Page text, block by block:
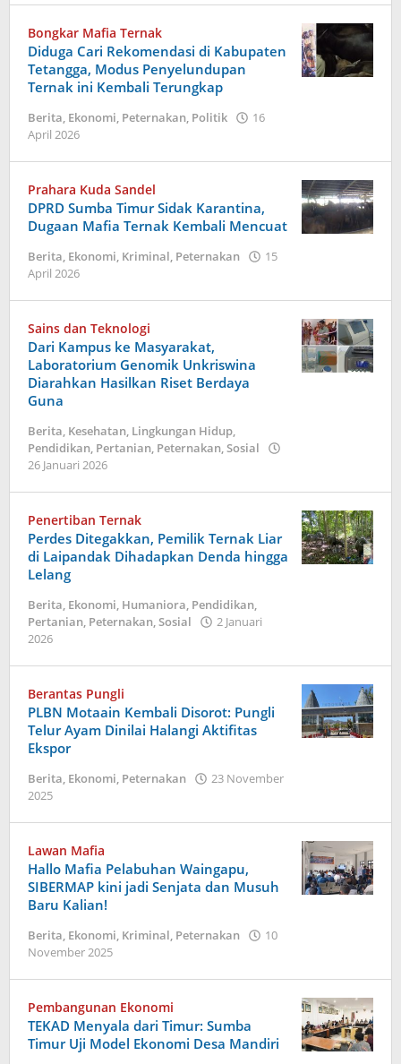
Umbu
Ana
Lodu
Bongkar Mafia Ternak
Diduga Cari Rekomendasi di Kabupaten
Tetangga, Modus Penyelundupan
Ternak ini Kembali Terungkap
Berita, Ekonomi, Peternakan, Politik
16
April 2026
Umbu
Ana
Lodu
Prahara Kuda Sandel
DPRD Sumba Timur Sidak Karantina,
Dugaan Mafia Ternak Kembali Mencuat
Berita, Ekonomi, Kriminal, Peternakan
15
April 2026
Umbu
Ana
Sains dan Teknologi
Dari Kampus ke Masyarakat,
Laboratorium Genomik Unkriswina
Diarahkan Hasilkan Riset Berdaya
Guna
Berita, Kesehatan, Lingkungan Hidup,
Pendidikan, Pertanian, Peternakan,Sosial
26 Januari 2026
Umbu
Ana
Lodu
Penertiban Ternak
Perdes Ditegakkan, Pemilik Ternak Liar
di Laipandak Dihadapkan Denda hingga
Lelang
Berita, Ekonomi, Humaniora, Pendidikan,
Pertanian, Peternakan,Sosial
2 Januari
2026
Umbu
Ana
Lodu
Berantas Pungli
PLBN Motaain Kembali Disorot: Pungli
Telur Ayam Dinilai Halangi Aktifitas
Ekspor
Berita, Ekonomi, Peternakan
23 November
2025
Umbu
Ana
Lodu
Lawan Mafia
Hallo Mafia Pelabuhan Waingapu,
SIBERMAP kini jadi Senjata dan Musuh
Baru Kalian!
Berita, Ekonomi, Kriminal, Peternakan
10
November 2025
Umbu
Ana
Lodu
Pembangunan Ekonomi
TEKAD Menyala dari Timur: Sumba
Timur Uji Model Ekonomi Desa Mandiri